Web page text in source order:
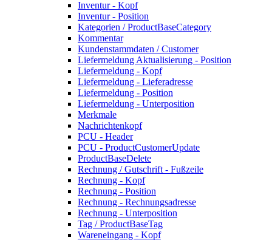
Inventur - Kopf
Inventur - Position
Kategorien / ProductBaseCategory
Kommentar
Kundenstammdaten / Customer
Liefermeldung Aktualisierung - Position
Liefermeldung - Kopf
Liefermeldung - Lieferadresse
Liefermeldung - Position
Liefermeldung - Unterposition
Merkmale
Nachrichtenkopf
PCU - Header
PCU - ProductCustomerUpdate
ProductBaseDelete
Rechnung / Gutschrift - Fußzeile
Rechnung - Kopf
Rechnung - Position
Rechnung - Rechnungsadresse
Rechnung - Unterposition
Tag / ProductBaseTag
Wareneingang - Kopf